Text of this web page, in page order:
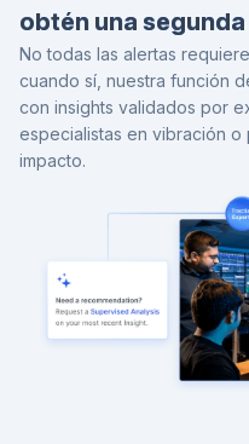
obtén una
No todas las alertas
cuando sí, nuestra función
con insights validados por
especialistas en vibración o
impacto.